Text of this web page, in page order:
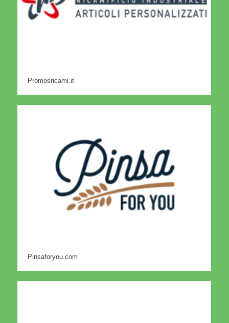
Promosricami.it
Pinsaforyou.com